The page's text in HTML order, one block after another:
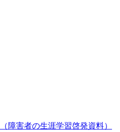
害者の生涯学習啓発資料）